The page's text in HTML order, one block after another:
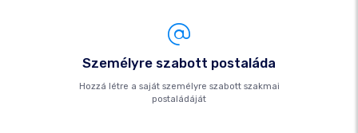
Személyre szabott postaláda
Hozzá létre a saját személyre szabott szakmai
postaládáját